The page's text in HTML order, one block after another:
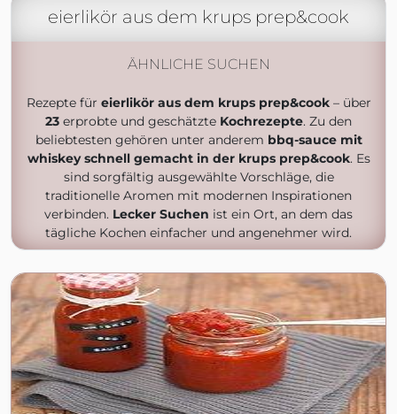
eierlikör aus dem krups prep&cook
ÄHNLICHE SUCHEN
Rezepte für eierlikör aus dem krups prep&cook– über
23 erprobte und geschätzte Kochrezepte. Zu den
beliebtesten gehören unter anderem bbq-sauce mit
whiskey schnell gemacht in der krups prep&cook. Es
sind sorgfältig ausgewählte Vorschläge, die
traditionelle Aromen mit modernen Inspirationen
verbinden. Lecker Suchen ist ein Ort, an dem das
tägliche Kochen einfacher und angenehmer wird.